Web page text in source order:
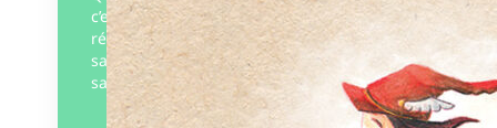
c’est pour partager leurs (profondes)
réflexions sur l’immensité de l’univers, la
sagesse de la Nature, le passage des
saisons… et les tartines…